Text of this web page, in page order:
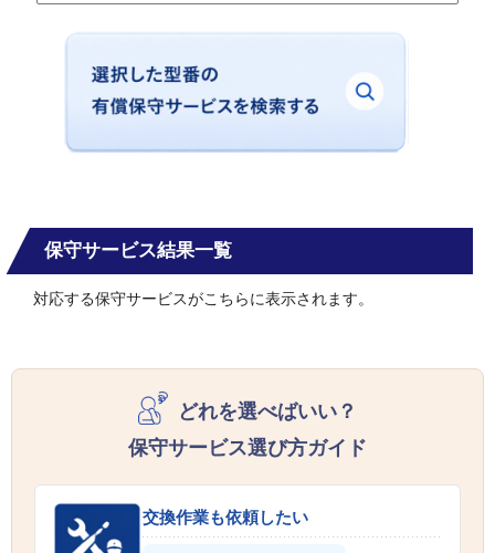
保守サービス結果一覧
対応する保守サービスがこちらに表示されます。
どれを選べばいい？
保守サービス選び方ガイド
交換作業も依頼したい